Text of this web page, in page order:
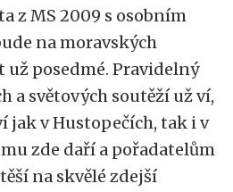
z MS 2009 s osobním
na moravských
posedmé. Pravidelný
a světových soutěží už ví,
jak v Hustopečích, tak i v
zde daří a pořadatelům
na skvělé zdejší